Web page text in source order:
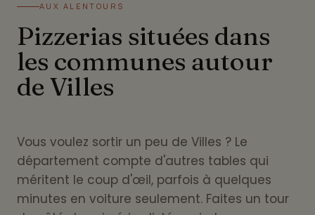
AUX ALENTOURS
Pizzerias situées dans
les communes autour
de Villes
Vous voulez sortir un peu de Villes ? Le
département compte d'autres tables qui
méritent le coup d'œil, parfois à quelques
minutes en voiture seulement. Faites un tour